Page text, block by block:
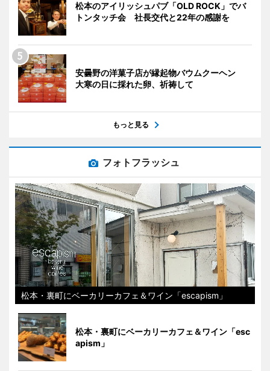
松本のアイリッシュパブ「OLD ROCK」でバ
トンタッチ会 社長交代と22年の感謝を
安曇野の洋菓子店が縁起物バウムクーヘン
大寒の日に採れた卵、祈祷して
もっと見る
フォトフラッシュ
松本・裏町にベーカリーカフェ＆ワイン「escapism」
松本・裏町にベーカリーカフェ＆ワイン「esc
apism」